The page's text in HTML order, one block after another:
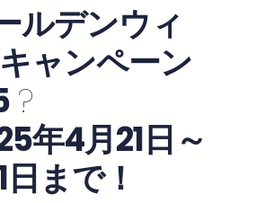
ルデンウィ
ャンペーン
?
年4月21日～
日まで！